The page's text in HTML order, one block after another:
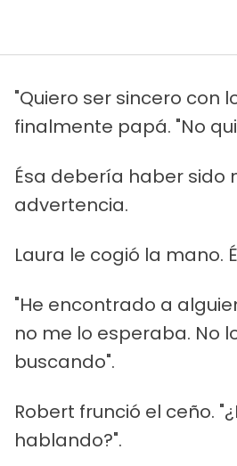
"Quiero ser sincero con
finalmente papá. "No
Ésa debería haber sido
advertencia.
Laura le cogió la mano.
"He encontrado a
no me lo esperaba. No
buscando".
Robert frunció el ceño.
hablando?".